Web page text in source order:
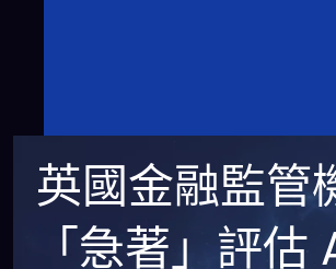
英國金融監管
「急著」評